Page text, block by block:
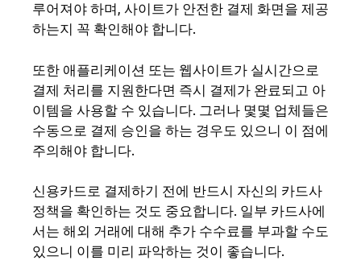
루어져야 하며, 사이트가 안전한 결제 화면을 제공
하는지 꼭 확인해야 합니다.
또한 애플리케이션 또는 웹사이트가 실시간으로
결제 처리를 지원한다면 즉시 결제가 완료되고 아
이템을 사용할 수 있습니다. 그러나 몇몇 업체들은
수동으로 결제 승인을 하는 경우도 있으니 이 점에
주의해야 합니다.
신용카드로 결제하기 전에 반드시 자신의 카드사
정책을 확인하는 것도 중요합니다. 일부 카드사에
서는 해외 거래에 대해 추가 수수료를 부과할 수도
있으니 이를 미리 파악하는 것이 좋습니다.